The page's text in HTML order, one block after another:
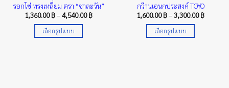
รอกโซ่ ทรงเหลี่ยม ตรา “ชาละวัน”
1,360.00฿–4,540.00฿Price
เลือกรูปแบบ
กว๊านเอนกประสงค์ TOYO
1,600.00฿–3,300.00฿Price
เลือกรูปแบบ